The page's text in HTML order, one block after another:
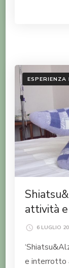
ESPERIENZA
attività
6 LUGLIO
e interrotto